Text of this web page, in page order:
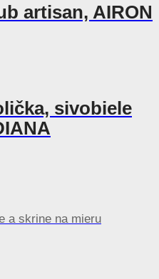
artisan, AIRON
sivobiele
a skrine na mieru